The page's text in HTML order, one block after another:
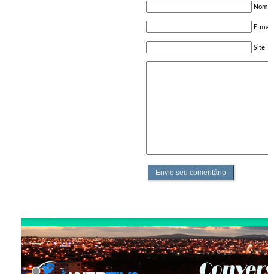
E-
Site
Envie seu comentário